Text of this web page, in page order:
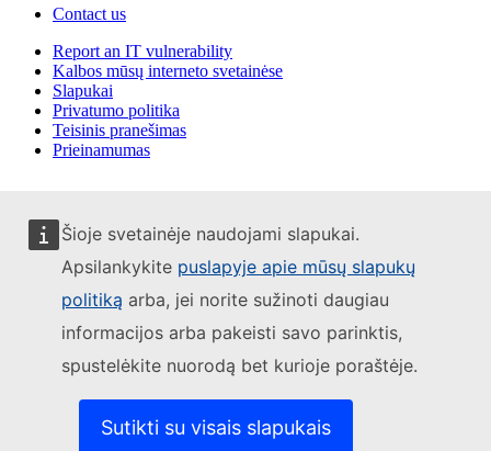
Šioje svetainėje naudojami slapukai.
Apsilankykite puslapyje apie mūsų slapukų
politiką arba, jei norite sužinoti daugiau
informacijos arba pakeisti savo parinktis,
spustelėkite nuorodą bet kurioje poraštėje.
Sutikti su visais slapukais
Contact us
Report an IT vulnerability
Kalbos mūsų interneto svetainėse
Slapukai
Privatumo politika
Teisinis pranešimas
Prieinamumas